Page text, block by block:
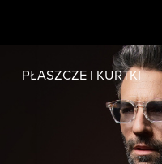
PŁASZCZE I KURTKI